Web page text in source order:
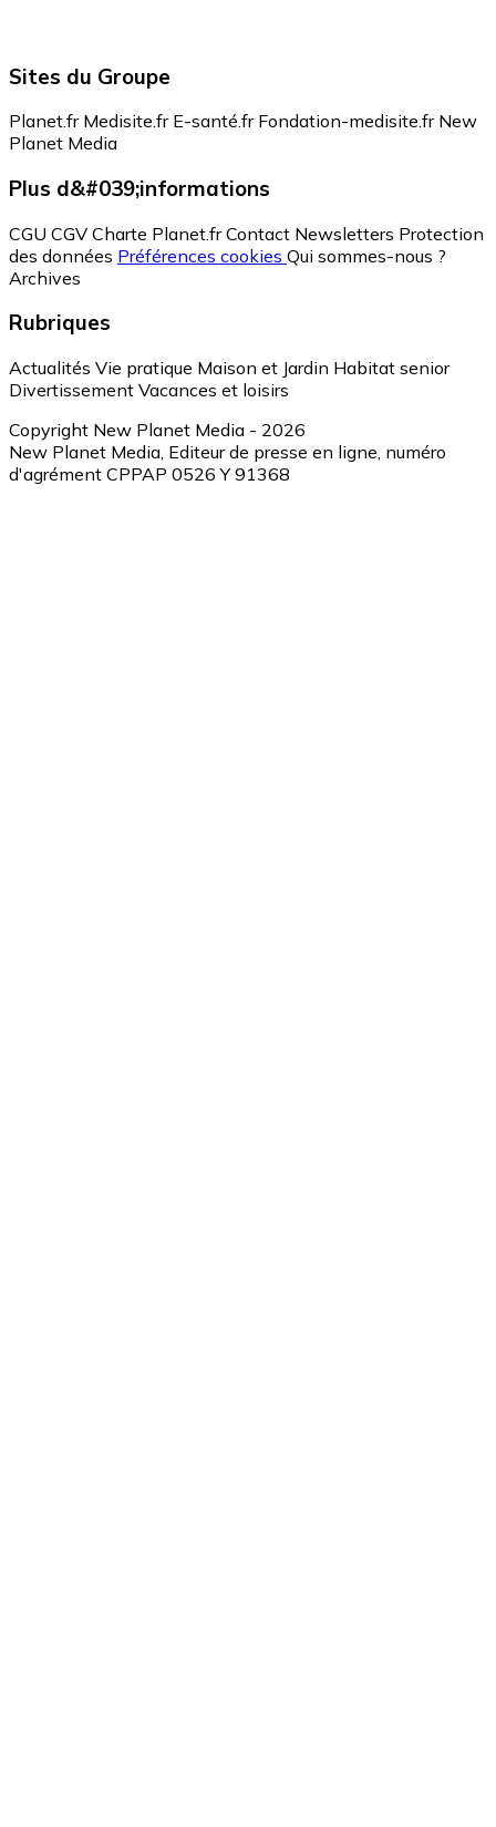
Sites du Groupe
Planet.fr Medisite.fr E-santé.fr Fondation-medisite.fr New
Planet Media
Plus d&#039;informations
CGU CGV Charte Planet.fr Contact Newsletters Protection
des données Préférences cookies Qui sommes-nous ?
Archives
Rubriques
Actualités Vie pratique Maison et Jardin Habitat senior
Divertissement Vacances et loisirs
Copyright New Planet Media - 2026
New Planet Media, Editeur de presse en ligne, numéro
d'agrément CPPAP 0526 Y 91368